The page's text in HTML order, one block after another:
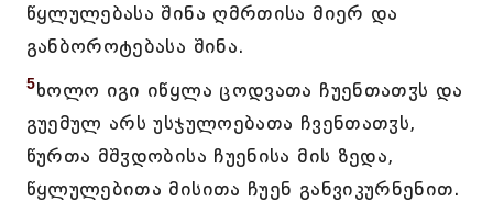
წყლულებასა შინა ღმრთისა მიერ და
განბოროტებასა შინა.
5ხოლო იგი იწყლა ცოდვათა ჩუენთათჳს და
გუემულ არს უსჯულოებათა ჩვენთათჳს,
წურთა მშჳდობისა ჩუენისა მის ზედა,
წყლულებითა მისითა ჩუენ განვიკურნენით.